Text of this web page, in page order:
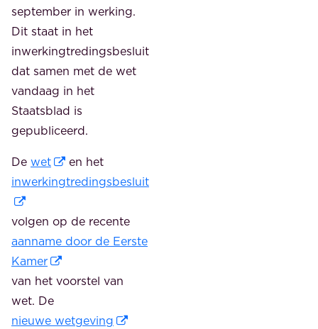
september in werking.
Dit staat in het
inwerkingtredingsbesluit
dat samen met de wet
vandaag in het
Staatsblad is
gepubliceerd.
De wet
en het
inwerkingtredingsbesluit
volgen op de recente
aanname door de Eerste
Kamer
van het voorstel van
wet. De
nieuwe wetgeving